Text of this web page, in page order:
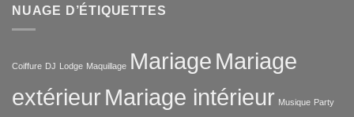
NUAGE D’ÉTIQUETTES
Coiffure DJ Lodge Maquillage Mariage Mariage
extérieur Mariage intérieur Musique Party